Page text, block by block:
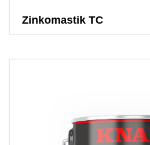
Zinkomastik TC